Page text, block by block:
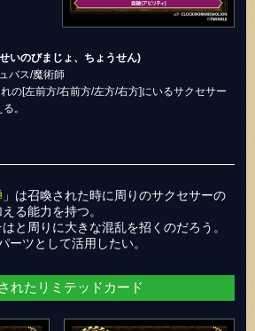
いのびまじょ、ちょうせん)
バス/魔術師
の[左前方/右前方/左方/右方]にいるサクセサー
。
」は召喚された時に周りのサクセサーの
る能力を持つ。
と周りに大きな混乱を招くのだろう。
ーツとして活用したい。
れたリミテッドカード